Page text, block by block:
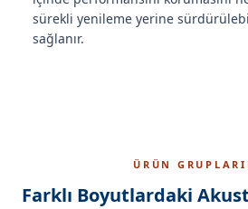
sürekli yenileme yerine
sağlanır.
ÜRÜN
Farklı Boyutlardaki